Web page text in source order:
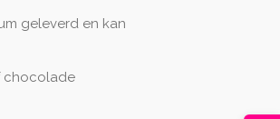
geleverd en kan
chocolade